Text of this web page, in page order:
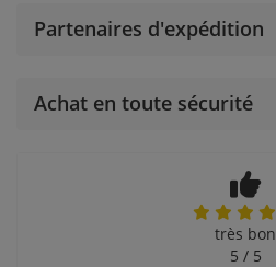
Partenaires d'expédition
Achat en toute sécurité
très bon
5 / 5